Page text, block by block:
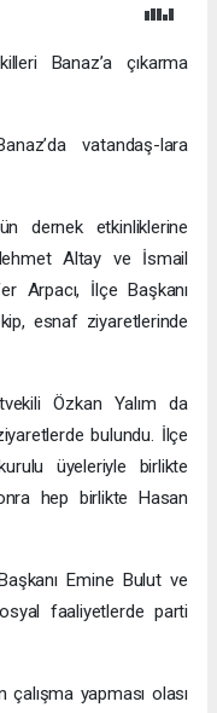
Banaz’a çıkarma
vatandaş-lara
dernek etkinliklerine
Altay ve İsmail
Arpacı, İlçe Başkanı
esnaf ziyaretlerinde
Özkan Yalım da
bulundu. İlçe
üyeleriyle birlikte
hep birlikte Hasan
Emine Bulut ve
faaliyetlerde parti
yapması olası